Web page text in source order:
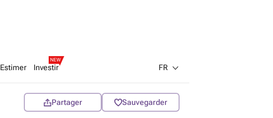
Estimer Investir
NEW
FR
Partager Sauvegarder